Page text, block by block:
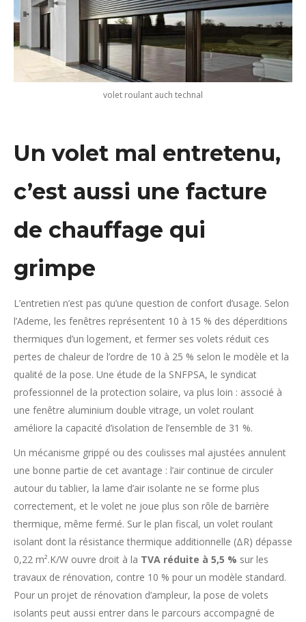
volet roulant auch technal
Un volet mal entretenu,
c’est aussi une facture
de chauffage qui
grimpe
L’entretien n’est pas qu’une question de confort d’usage. Selon
l’Ademe, les fenêtres représentent 10 à 15 % des déperditions
thermiques d’un logement, et fermer ses volets réduit ces
pertes de chaleur de l’ordre de 10 à 25 % selon le modèle et la
qualité de la pose. Une étude de la SNFPSA, le syndicat
professionnel de la protection solaire, va plus loin : associé à
une fenêtre aluminium double vitrage, un volet roulant
améliore la capacité d’isolation de l’ensemble de 31 %.
Un mécanisme grippé ou des coulisses mal ajustées annulent
une bonne partie de cet avantage : l’air continue de circuler
autour du tablier, la lame d’air isolante ne se forme plus
correctement, et le volet ne joue plus son rôle de barrière
thermique, même fermé. Sur le plan fiscal, un volet roulant
isolant dont la résistance thermique additionnelle (ΔR) dépasse
0,22 m².K/W ouvre droit à la TVA réduite à 5,5 % sur les
travaux de rénovation, contre 10 % pour un modèle standard.
Pour un projet de rénovation d’ampleur, la pose de volets
isolants peut aussi entrer dans le parcours accompagné de